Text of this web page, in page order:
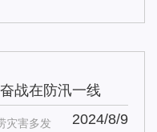
战在防汛一线
2024/8/9
灾害多发